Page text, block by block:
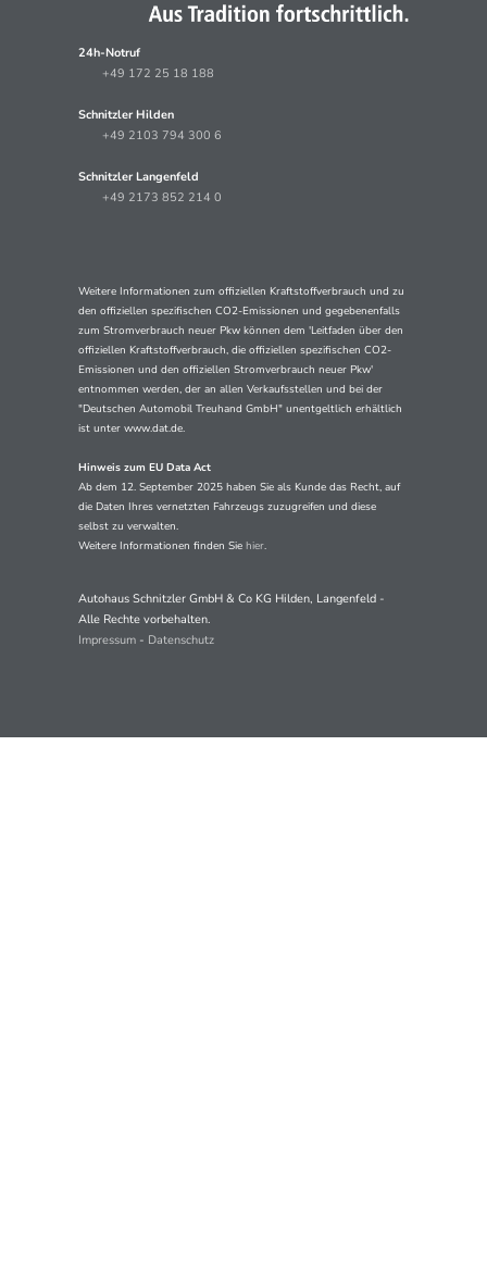
24h-Notruf
+49 172 25 18 188
Schnitzler Hilden
+49 2103 794 300 6
Schnitzler Langenfeld
+49 2173 852 214 0
Weitere Informationen zum offiziellen Kraftstoffverbrauch und zu
den offiziellen spezifischen CO2-Emissionen und gegebenenfalls
zum Stromverbrauch neuer Pkw können dem 'Leitfaden über den
offiziellen Kraftstoffverbrauch, die offiziellen spezifischen CO2-
Emissionen und den offiziellen Stromverbrauch neuer Pkw'
entnommen werden, der an allen Verkaufsstellen und bei der
"Deutschen Automobil Treuhand GmbH" unentgeltlich erhältlich
ist unter www.dat.de.
Hinweis zum EU Data Act
Ab dem 12. September 2025 haben Sie als Kunde das Recht, auf
die Daten Ihres vernetzten Fahrzeugs zuzugreifen und diese
selbst zu verwalten.
Weitere Informationen finden Sie hier.
Autohaus Schnitzler GmbH & Co KG Hilden, Langenfeld -
Alle Rechte vorbehalten.
Impressum- Datenschutz